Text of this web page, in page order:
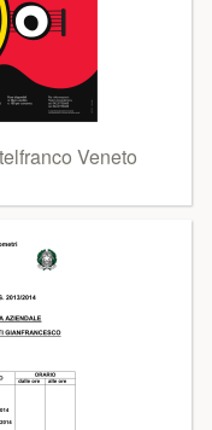
Veneto